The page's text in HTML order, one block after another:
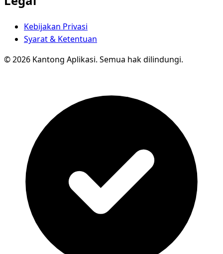
Kebijakan Privasi
Syarat & Ketentuan
© 2026 Kantong Aplikasi. Semua hak dilindungi.